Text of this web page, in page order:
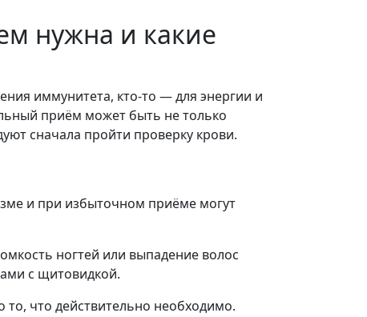
нужна и какие
иммунитета, кто-то — для энергии и
приём может быть не только
сначала пройти проверку крови.
и при избыточном приёме могут
ногтей или выпадение волос
с щитовидкой.
то, что действительно необходимо.